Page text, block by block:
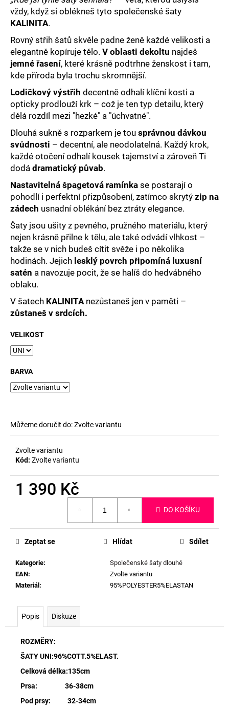
vždy, když si oblékneš tyto společenské šaty
KALINITA.
Rovný střih šatů skvěle padne ženě každé velikosti a
elegantně kopíruje tělo. V oblasti dekoltu najdeš
jemné řasení, které krásně podtrhne ženskost i tam,
kde příroda byla trochu skromnější.
Lodičkový výstřih decentně odhalí klíční kosti a
opticky prodlouží krk – což je ten typ detailu, který
dělá rozdíl mezi "hezké" a "úchvatné".
Dlouhá sukně s rozparkem je tou správnou dávkou
svůdnosti – decentní, ale neodolatelná. Každý krok,
každé otočení odhalí kousek tajemství a zároveň Ti
dodá dramatický půvab.
Nastavitelná špagetová ramínka se postarají o
pohodlí i perfektní přizpůsobení, zatímco skrytý zip na
zádech usnadní oblékání bez ztráty elegance.
Šaty jsou ušity z pevného, pružného materiálu, který
nejen krásně přilne k tělu, ale také odvádí vlhkost –
takže se v nich budeš cítit svěže i po několika
hodinách. Jejich lesklý povrch připomíná luxusní
satén a navozuje pocit, že se halíš do hedvábného
oblaku.
V šatech KALINITA nezůstaneš jen v paměti –
zůstaneš v srdcích.
VELIKOST
BARVA
Můžeme doručit do:Zvolte variantu
Zvolte variantu
Kód: Zvolte variantu
1 390 Kč
DO KOŠÍKU
Kategorie:
Společenské šaty dlouhé
EAN:
Zvolte variantu
Materiál: 95%POLYESTER5%ELASTAN
Zeptat se Hlídat Sdílet
Popis Diskuze
ROZMĚRY:
ŠATY UNI:96%COTT.5%ELAST.
Celková délka:135cm
Prsa: 36-38cm
Pod prsy: 32-34cm
u
j
e
m
e